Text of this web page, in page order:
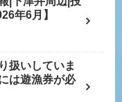
年6月】
扱いしていま
は遊漁券が必